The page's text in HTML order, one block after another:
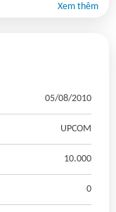
Xem thêm
05/08/2010
UPCOM
10.000
0